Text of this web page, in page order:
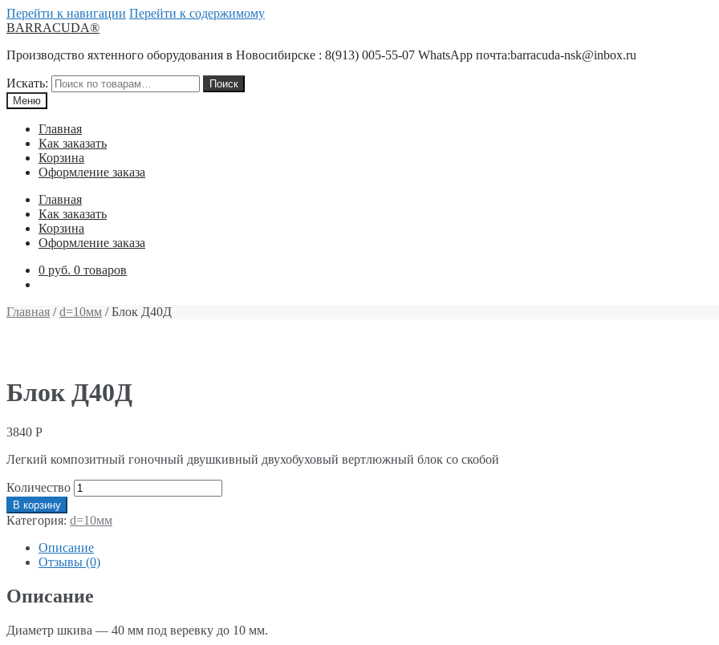
Перейти к навигации Перейти к содержимому
BARRACUDA®
Производство яхтенного оборудования в Новосибирске : 8(913) 005-55-07 WhatsApp почта:barracuda-nsk@inbox.ru
Искать:
Поиск
Меню
Главная
Как заказать
Корзина
Оформление заказа
Главная
Как заказать
Корзина
Оформление заказа
0 руб. 0 товаров
Главная /d=10мм / Блок Д40Д
Блок Д40Д
3840 Р
Легкий композитный гоночный двушкивный двухобуховый вертлюжный блок со скобой
Количество
В корзину
Категория: d=10мм
Описание
Отзывы (0)
Описание
Диаметр шкива — 40 мм под веревку до 10 мм.